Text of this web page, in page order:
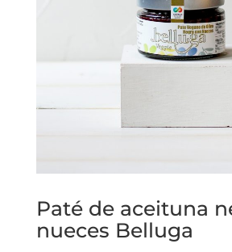
Paté de aceituna
nueces Belluga